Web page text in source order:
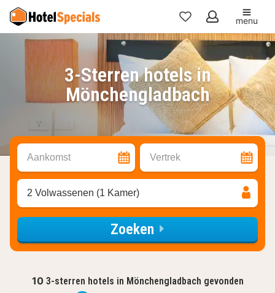
Mijn
favorieten
menu
3-Sterren hotels in
Mönchengladbach
Aankomst Vertrek
2 Volwassenen (1 Kamer)
Zoeken
10 3-sterren hotels in Mönchengladbach gevonden